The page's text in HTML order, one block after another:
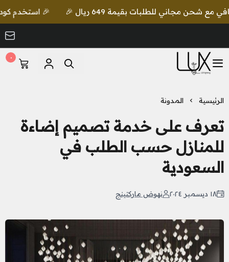
🎉 استخدم كود lux واحصل على خصم إضافي مع شحن مجاني للطلبات بقيمة 649 ريال 🎉
LUX Lighting
٠
الرئيسية المدونة
تعرف على خدمة تصميم إضاءة
للمنازل حسب الطلب في
السعودية
١٨ ديسمبر ٢٠٢٤ نهوض ماركتينج